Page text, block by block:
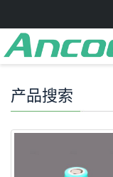
产品搜索